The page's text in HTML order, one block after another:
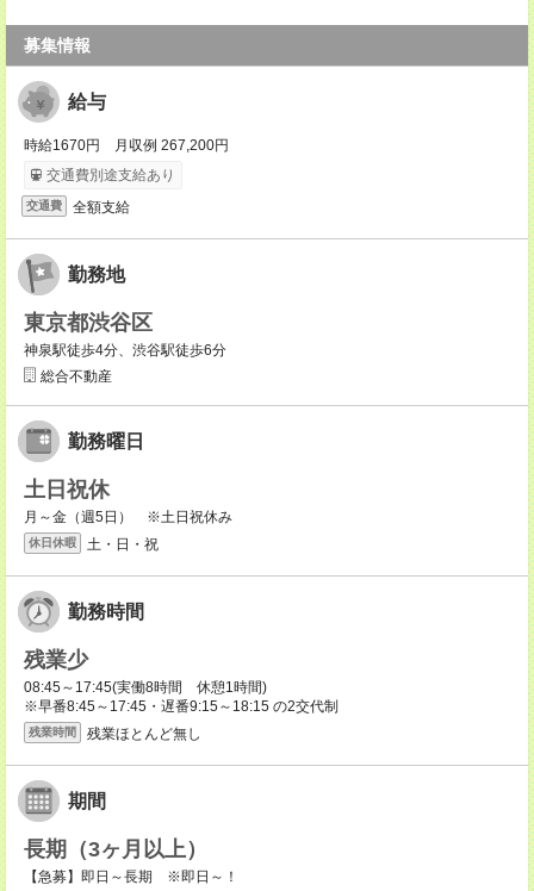
募集情報
給与
時給1670円 月収例 267,200円
交通費別途支給あり
交通費 全額支給
勤務地
東京都渋谷区
神泉駅徒歩4分、渋谷駅徒歩6分
総合不動産
勤務曜日
土日祝休
月～金（週5日） ※土日祝休み
休日休暇 土・日・祝
勤務時間
残業少
08:45～17:45(実働8時間 休憩1時間)
※早番8:45～17:45・遅番9:15～18:15 の2交代制
残業時間 残業ほとんど無し
期間
長期（3ヶ月以上）
【急募】即日～長期 ※即日～！